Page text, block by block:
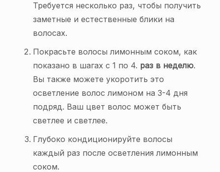
Требуется несколько раз, чтобы получить
заметные и естественные блики на
волосах.
Покрасьте волосы лимонным соком, как
показано в шагах с 1 по 4. раз в неделю.
Вы также можете укоротить это
осветление волос лимоном на 3-4 дня
подряд. Ваш цвет волос может быть
светлее и светлее.
Глубоко кондиционируйте волосы
каждый раз после осветления лимонным
соком.